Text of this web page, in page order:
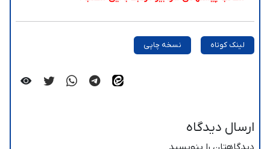
لینک کوتاه نسخه چاپی
ارسال دیدگاه